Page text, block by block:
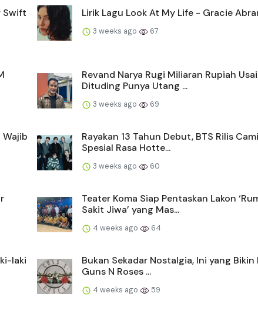
Swift
Lirik Lagu Look At My Life - Gracie
3 weeks ago 67
Revand Narya Rugi Miliaran Rupiah Usai
Dituding Punya Utang ...
3 weeks ago 69
Rayakan 13 Tahun Debut, BTS Rilis
Spesial Rasa Hotte...
3 weeks ago 60
Teater Koma Siap Pentaskan Lakon
Sakit Jiwa’ yang Mas...
4 weeks ago 64
laki
Bukan Sekadar Nostalgia, Ini yang Bikin
Guns N Roses ...
4 weeks ago 59